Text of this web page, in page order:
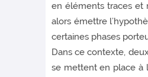
en éléments traces et
alors émettre
certaines phases
Dans ce contexte,
se mettent en place à